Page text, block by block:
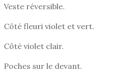
Veste réversible.
Côté fleuri violet et vert.
Côté violet clair.
Poches sur le devant.